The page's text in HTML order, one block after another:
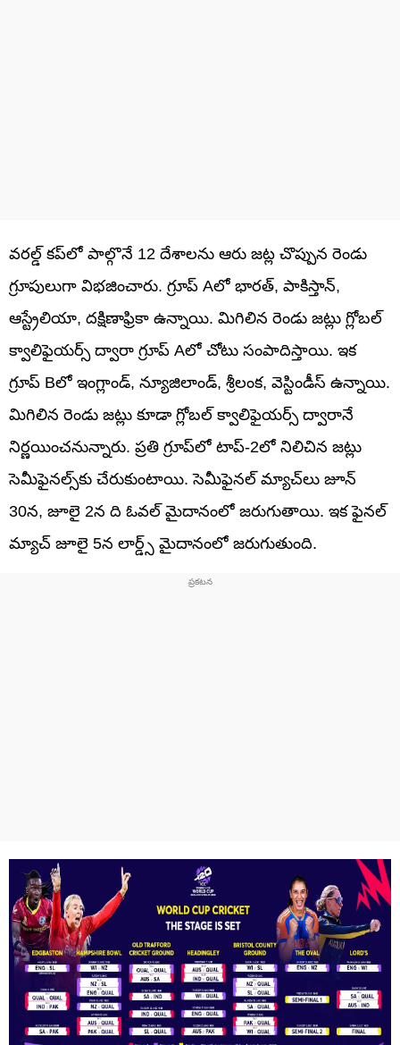
వరల్డ్ కప్‌లో పాల్గొనే 12 దేశాలను ఆరు జట్ల చొప్పున రెండు
గ్రూపులుగా విభజించారు. గ్రూప్ Aలో భారత్, పాకిస్తాన్,
ఆస్ట్రేలియా, దక్షిణాఫ్రికా ఉన్నాయి. మిగిలిన రెండు జట్లు గ్లోబల్
క్వాలిఫైయర్స్ ద్వారా గ్రూప్ Aలో చోటు సంపాదిస్తాయి. ఇక
గ్రూప్ Bలో ఇంగ్లాండ్, న్యూజిలాండ్, శ్రీలంక, వెస్టిండీస్ ఉన్నాయి.
మిగిలిన రెండు జట్లు కూడా గ్లోబల్ క్వాలిఫైయర్స్ ద్వారానే
నిర్ణయించనున్నారు. ప్రతి గ్రూప్‌లో టాప్-2లో నిలిచిన జట్లు
సెమీఫైనల్స్‌కు చేరుకుంటాయి. సెమీఫైనల్ మ్యాచ్‌లు జూన్
30న, జూలై 2న ది ఓవల్ మైదానంలో జరుగుతాయి. ఇక ఫైనల్
మ్యాచ్ జూలై 5న లార్డ్స్ మైదానంలో జరుగుతుంది.